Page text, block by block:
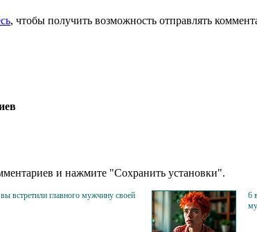
, чтобы получить возможность отправлять
и нажмите "Сохранить установки".
встретили главного мужчину своей
6